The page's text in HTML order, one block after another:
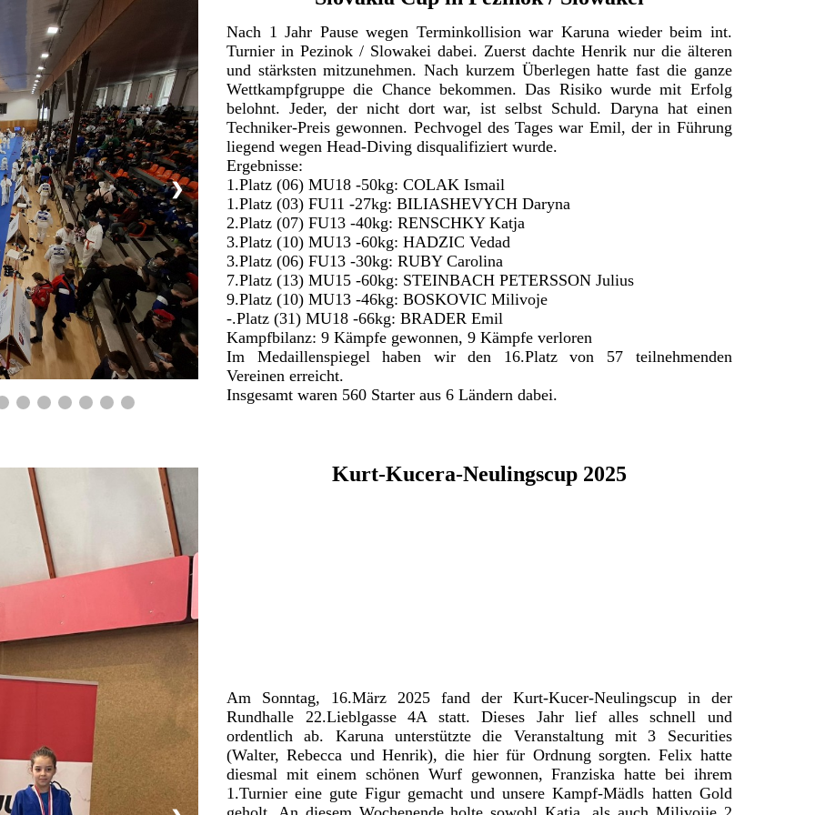
❯
Nach 1 Jahr Pause wegen Terminkollision war Karuna wieder beim int.
Turnier in Pezinok / Slowakei dabei. Zuerst dachte Henrik nur die älteren
und stärksten mitzunehmen. Nach kurzem Überlegen hatte fast die ganze
Wettkampfgruppe die Chance bekommen. Das Risiko wurde mit Erfolg
belohnt. Jeder, der nicht dort war, ist selbst Schuld. Daryna hat einen
Techniker-Preis gewonnen. Pechvogel des Tages war Emil, der in Führung
liegend wegen Head-Diving disqualifiziert wurde.
Ergebnisse:
1.Platz (06) MU18 -50kg: COLAK Ismail
1.Platz (03) FU11 -27kg: BILIASHEVYCH Daryna
2.Platz (07) FU13 -40kg: RENSCHKY Katja
3.Platz (10) MU13 -60kg: HADZIC Vedad
3.Platz (06) FU13 -30kg: RUBY Carolina
7.Platz (13) MU15 -60kg: STEINBACH PETERSSON Julius
9.Platz (10) MU13 -46kg: BOSKOVIC Milivoje
-.Platz (31) MU18 -66kg: BRADER Emil
Kampfbilanz: 9 Kämpfe gewonnen, 9 Kämpfe verloren
Im Medaillenspiegel haben wir den 16.Platz von 57 teilnehmenden
Vereinen erreicht.
Insgesamt waren 560 Starter aus 6 Ländern dabei.
Kurt-Kucera-Neulingscup 2025
Am Sonntag, 16.März 2025 fand der Kurt-Kucer-Neulingscup in der
Rundhalle 22.Lieblgasse 4A statt. Dieses Jahr lief alles schnell und
ordentlich ab. Karuna unterstützte die Veranstaltung mit 3 Securities
(Walter, Rebecca und Henrik), die hier für Ordnung sorgten. Felix hatte
diesmal mit einem schönen Wurf gewonnen, Franziska hatte bei ihrem
1.Turnier eine gute Figur gemacht und unsere Kampf-Mädls hatten Gold